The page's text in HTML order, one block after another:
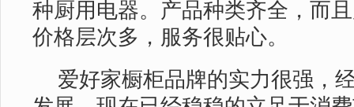
种厨用电器。产品种类齐全，而
价格层次多，服务很贴心。
爱好家橱柜品牌的实力很强，